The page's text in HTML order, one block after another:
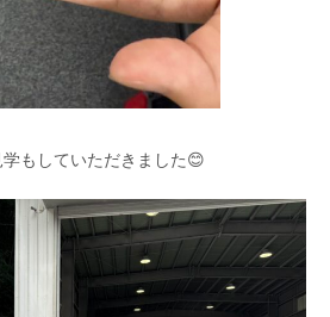
もしていただきました😊